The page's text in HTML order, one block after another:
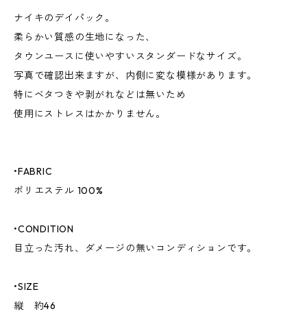
ナイキのデイパック。
柔らかい質感の生地になった、
タウンユースに使いやすいスタンダードなサイズ。
写真で確認出来ますが、内側に変な模様があります。
特にベタつきや剥がれなどは無いため
使用にストレスはかかりません。
•FABRIC
ポリエステル 100%
•CONDITION
目立った汚れ、ダメージの無いコンディションです。
•SIZE
縦 約46